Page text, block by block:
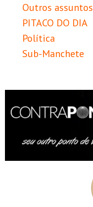
Outros assuntos
PITACO DO DIA
Política
Sub-Manchete